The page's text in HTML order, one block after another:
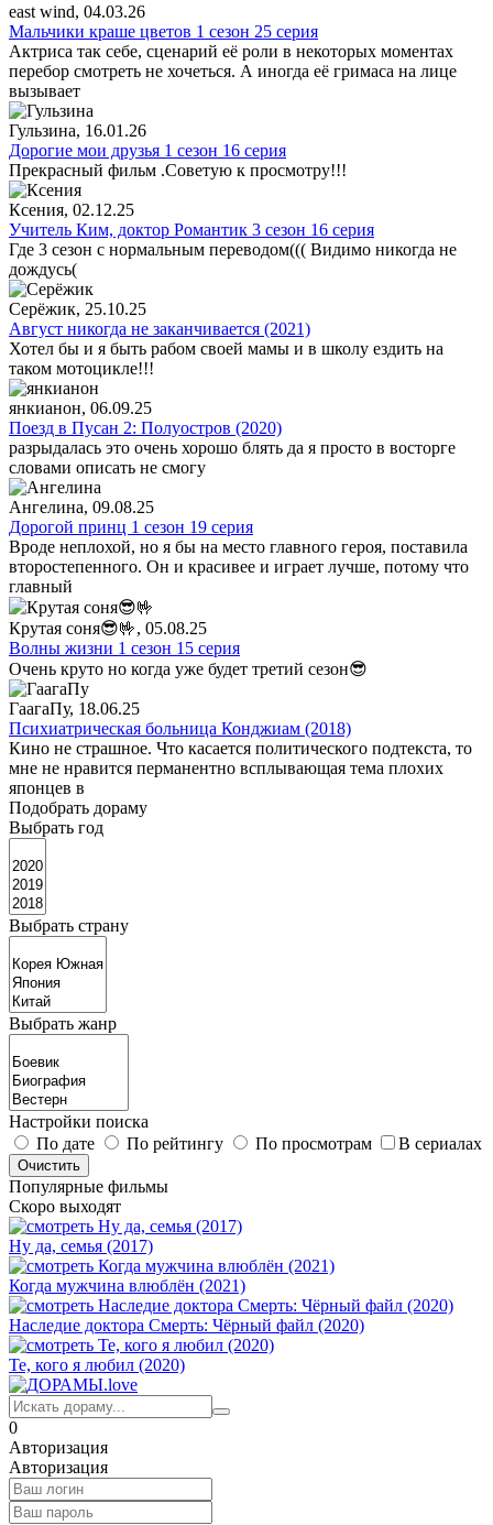
east wind, 04.03.26
Мальчики краше цветов 1 сезон 25 серия
Актриса так себе, сценарий её роли в некоторых моментах
перебор смотреть не хочеться. А иногда её гримаса на лице
вызывает
Гульзина, 16.01.26
Дорогие мои друзья 1 сезон 16 серия
Прекрасный фильм .Советую к просмотру!!!
Ксения, 02.12.25
Учитель Ким, доктор Романтик 3 сезон 16 серия
Где 3 сезон с нормальным переводом((( Видимо никогда не
дождусь(
Серёжик, 25.10.25
Август никогда не заканчивается (2021)
Хотел бы и я быть рабом своей мамы и в школу ездить на
таком мотоцикле!!!
янкианон, 06.09.25
Поезд в Пусан 2: Полуостров (2020)
разрыдалась это очень хорошо блять да я просто в восторге
словами описать не смогу
Ангелина, 09.08.25
Дорогой принц 1 сезон 19 серия
Вроде неплохой, но я бы на место главного героя, поставила
второстепенного. Он и красивее и играет лучше, потому что
главный
Крутая соня😎🤟, 05.08.25
Волны жизни 1 сезон 15 серия
Очень круто но когда уже будет третий сезон😎
ГаагаПу, 18.06.25
Психиатрическая больница Конджиам (2018)
Кино не страшное. Что касается политического подтекста, то
мне не нравится перманентно всплывающая тема плохих
японцев в
Подобрать дораму
Выбрать год
Выбрать страну
Выбрать жанр
Настройки поиска
По дате
По рейтингу По просмотрам В сериалах
Популярные фильмы
Скоро выходят
Ну да, семья (2017)
Когда мужчина влюблён (2021)
Наследие доктора Смерть: Чёрный файл (2020)
Те, кого я любил (2020)
0
Авторизация
Авторизация